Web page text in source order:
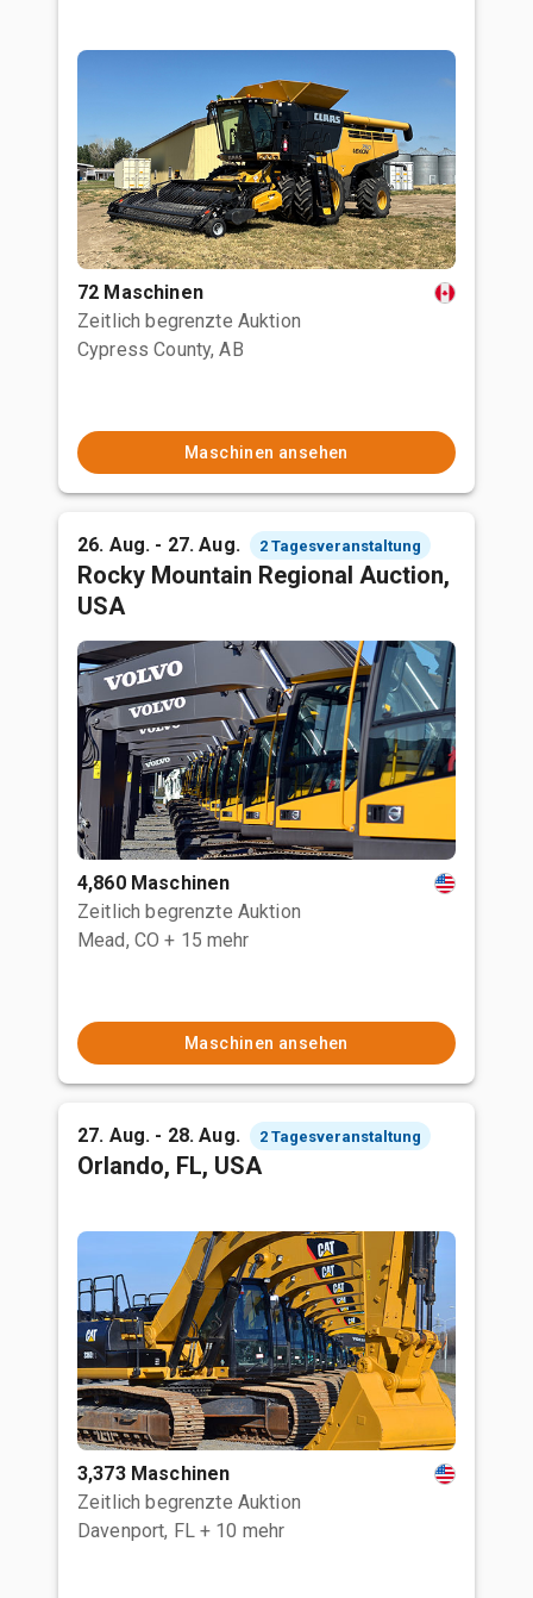
72 Maschinen
Zeitlich begrenzte Auktion
Cypress County, AB
Maschinen ansehen
26. Aug. - 27. Aug. 2 Tagesveranstaltung
Rocky Mountain Regional Auction,
USA
4,860 Maschinen
Zeitlich begrenzte Auktion
Mead, CO + 15 mehr
Maschinen ansehen
27. Aug. - 28. Aug. 2 Tagesveranstaltung
Orlando, FL, USA
3,373 Maschinen
Zeitlich begrenzte Auktion
Davenport, FL + 10 mehr